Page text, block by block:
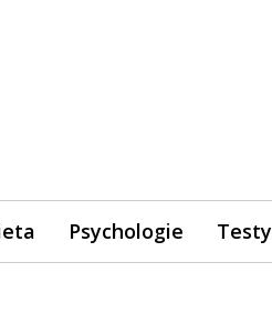
Psychologie Testy